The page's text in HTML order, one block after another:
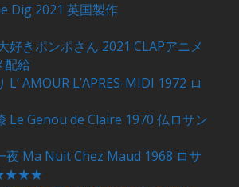
Dig 2021 英国製作
好きポンポさん 2021 CLAPアニメ
配給
L’ AMOUR L’APRES-MIDI 1972 ロ
Le Genou de Claire 1970 仏ロサン
夜 Ma Nuit Chez Maud 1968 ロサ
★★★★